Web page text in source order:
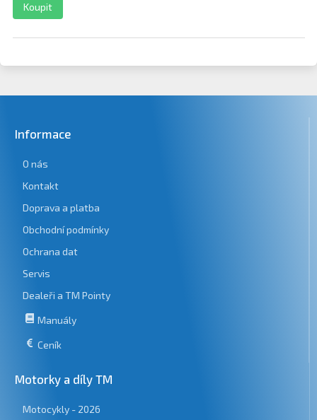
Koupit
Informace
O nás
Kontakt
Doprava a platba
Obchodní podmínky
Ochrana dat
Servis
Dealeři a TM Pointy
Manuály
Ceník
Motorky a díly TM
Motocykly - 2026